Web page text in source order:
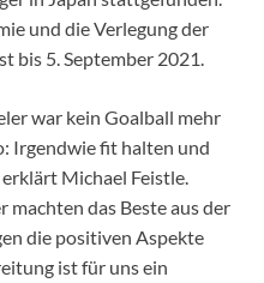
und die Verlegung der
bis 5. September 2021.
war kein Goalball mehr
Irgendwie fit halten und
Michael Feistle.
das Beste aus der
die positiven Aspekte
ist für uns ein